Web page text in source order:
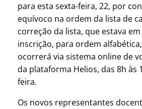
para esta sexta-feira, 22, por
equívoco na ordem da lista de
correção da lista, que estava
inscrição, para ordem
ocorrerá via sistema online de
da plataforma Helios, das 8h às
feira.
Os novos representantes